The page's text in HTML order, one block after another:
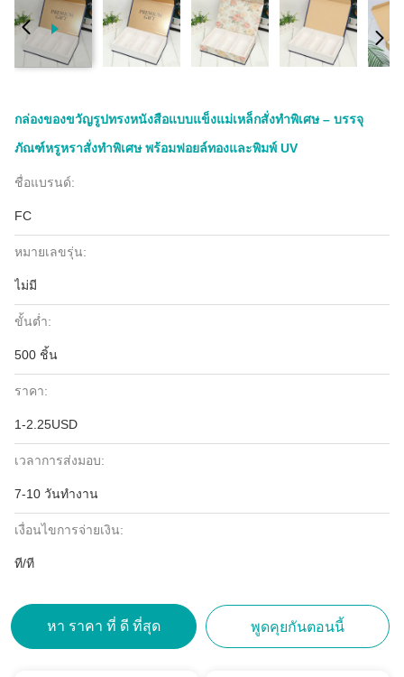
กล่องของขวัญรูปทรงหนังสือแบบแข็งแม่เหล็กสั่งทำพิเศษ – บรรจุ
ภัณฑ์หรูหราสั่งทำพิเศษ พร้อมฟอยล์ทองและพิมพ์ UV
ชื่อแบรนด์:
FC
หมายเลขรุ่น:
ไม่มี
ขั้นต่ำ:
500 ชิ้น
ราคา:
1-2.25USD
เวลาการส่งมอบ:
7-10 วันทำงาน
เงื่อนไขการจ่ายเงิน:
ที/ที
หา ราคา ที่ ดี ที่สุด พูดคุยกันตอนนี้